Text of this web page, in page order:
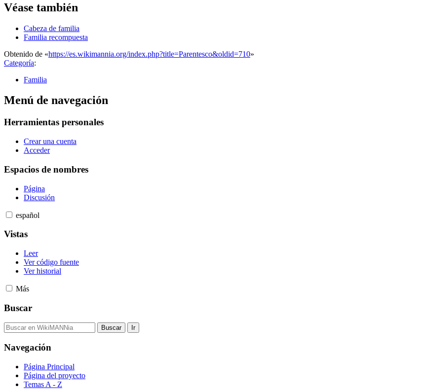
Véase también
Cabeza de familia
Familia recompuesta
Obtenido de «https://es.wikimannia.org/index.php?title=Parentesco&oldid=710»
Categoría:
Familia
Menú de navegación
Herramientas personales
Crear una cuenta
Acceder
Espacios de nombres
Página
Discusión
español
Vistas
Leer
Ver código fuente
Ver historial
Más
Buscar
Navegación
Página Principal
Página del proyecto
Temas A - Z